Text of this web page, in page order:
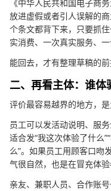
《中华人民共和国电子商
放进虚假或者引人误解的
个条文都背下来，只要抓
实消费、一次真实服务、一
能回去，才有整理草稿的
二、再看主体：谁
评价最容易越界的地方，是
员工可以发活动说明、服
适合发“我这次体验了什么
么”。如果员工用顾客口吻
气很自然，也是在冒充体验
亲友、兼职人员、合作账